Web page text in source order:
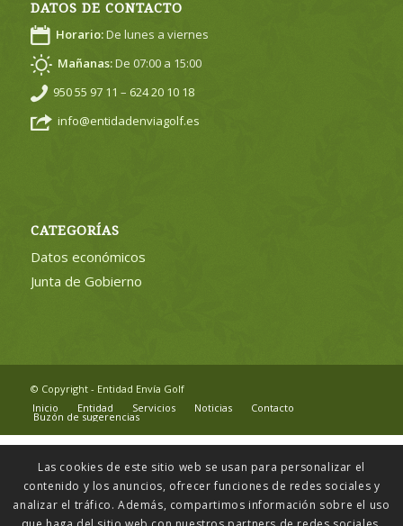
DATOS DE CONTACTO
Horario:De lunes a viernes
Mañanas:De 07:00 a 15:00
950 55 97 11 – 624 20 10 18
info@entidadenviagolf.es
CATEGORÍAS
Datos económicos
Junta de Gobierno
© Copyright - Entidad Envía Golf
Inicio
Entidad Servicios Noticias Contacto
Buzón de sugerencias
Las cookies de este sitio web se usan para personalizar el
contenido y los anuncios, ofrecer funciones de redes sociales y
analizar el tráfico. Además, compartimos información sobre el uso